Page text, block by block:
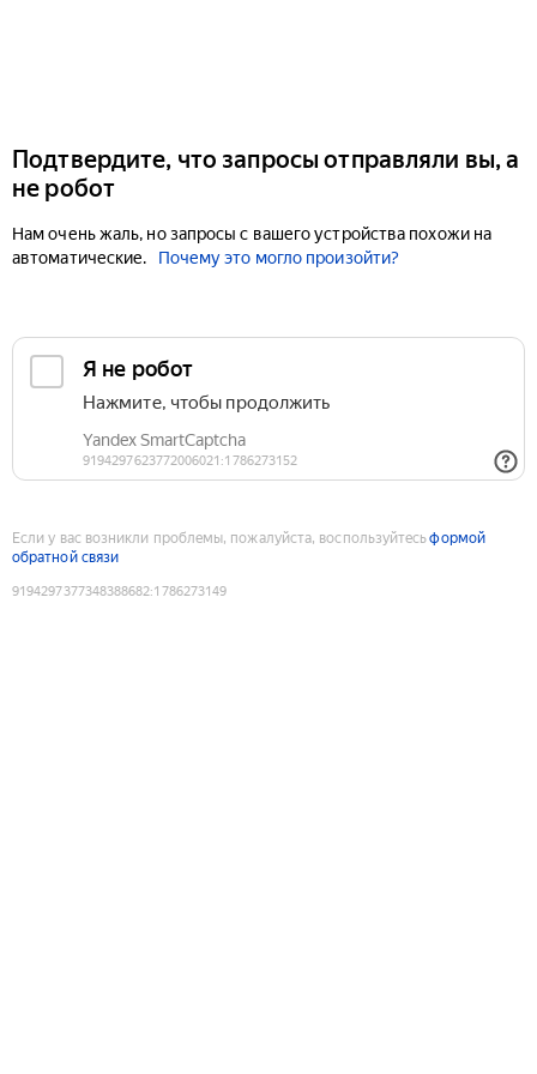
Подтвердите, что запросы отправляли вы, а
не робот
Нам очень жаль, но запросы с вашего устройства похожи на
автоматические.
Почему это могло произойти?
Если у вас возникли проблемы, пожалуйста, воспользуйтесьформой
обратной связи
9194297377348388682:1786273149